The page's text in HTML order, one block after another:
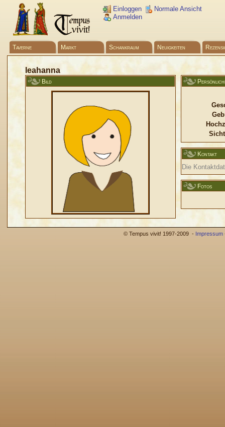
Einloggen
Anmelden
Normale Ansicht
Taverne Markt Schankraum Neuigkeiten
leahanna
Bild
Kontakt
Die
Fotos
© Tempus vivit! 1997-2009 - Impressum